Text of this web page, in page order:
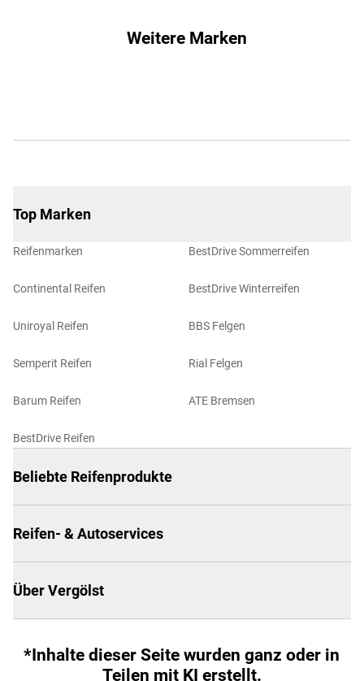
Weitere Marken
Top Marken
Reifenmarken
Continental Reifen
Uniroyal Reifen
Semperit Reifen
Barum Reifen
BestDrive Reifen
BestDrive Sommerreifen
BestDrive Winterreifen
BBS Felgen
Rial Felgen
ATE Bremsen
Beliebte Reifenprodukte
Reifen- & Autoservices
Über Vergölst
*Inhalte dieser Seite wurden ganz oder in
Teilen mit KI erstellt.